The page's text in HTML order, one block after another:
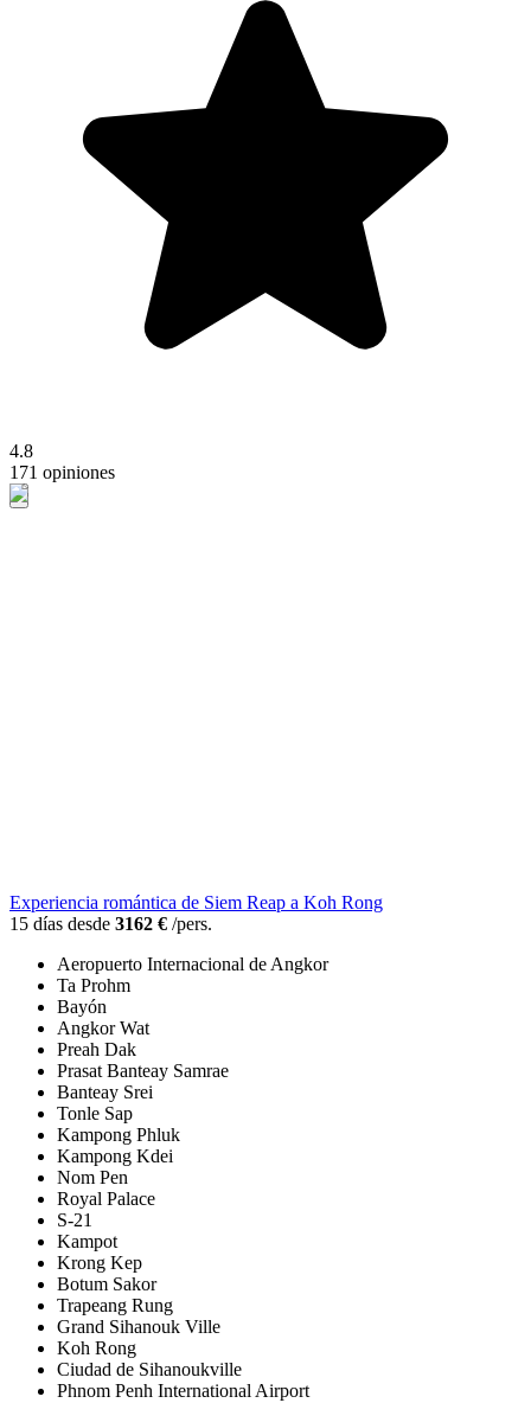
4.8
171 opiniones
Experiencia romántica de Siem Reap a Koh Rong
15 días desde 3162 € /pers.
Aeropuerto Internacional de Angkor
Ta Prohm
Bayón
Angkor Wat
Preah Dak
Prasat Banteay Samrae
Banteay Srei
Tonle Sap
Kampong Phluk
Kampong Kdei
Nom Pen
Royal Palace
S-21
Kampot
Krong Kep
Botum Sakor
Trapeang Rung
Grand Sihanouk Ville
Koh Rong
Ciudad de Sihanoukville
Phnom Penh International Airport